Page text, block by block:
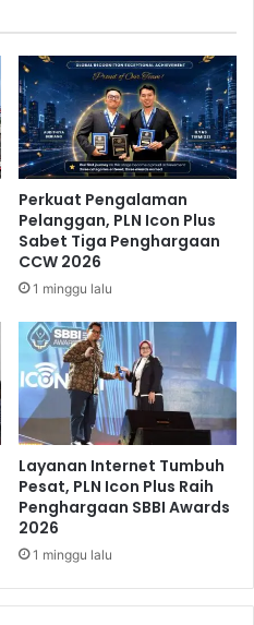
Perkuat Pengalaman
Pelanggan, PLN Icon Plus
Sabet Tiga Penghargaan
CCW 2026
1 minggu lalu
Layanan Internet Tumbuh
Pesat, PLN Icon Plus Raih
Penghargaan SBBI Awards
2026
1 minggu lalu